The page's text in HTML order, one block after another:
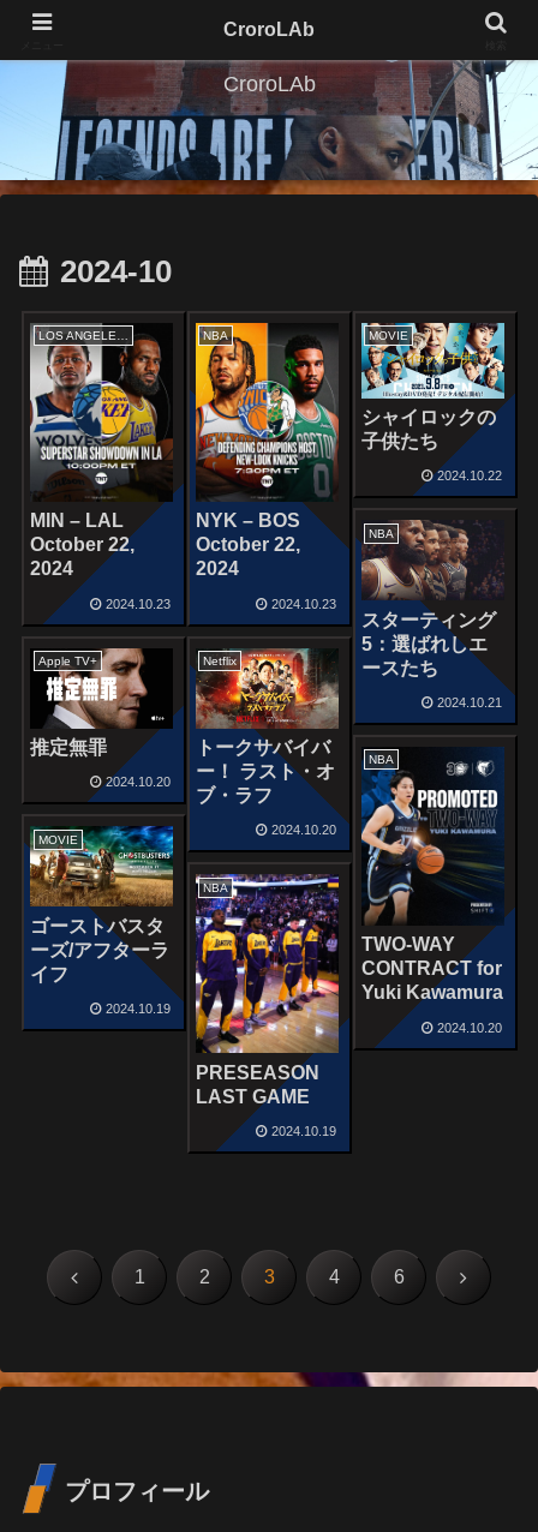
CroroLAb
2024-10
LOS ANGELES LAKERS
MIN – LAL
October 22,
2024
2024.10.23
NBA
NYK – BOS
October 22,
2024
2024.10.23
MOVIE
シャイロックの
子供たち
2024.10.22
NBA
スターティング
5：選ばれしエ
ースたち
2024.10.21
Apple TV+
推定無罪
2024.10.20
Netflix
トークサバイバ
ー！ ラスト・オ
ブ・ラフ
2024.10.20
NBA
TWO-WAY
CONTRACT for
Yuki Kawamura
2024.10.20
MOVIE
ゴーストバスタ
ーズ/アフターラ
イフ
2024.10.19
NBA
PRESEASON
LAST GAME
2024.10.19
前 1 2 3 4 6 次
プロフィール
CroroLAb